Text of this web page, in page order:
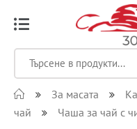
За масата
чай
Чаша за чай с